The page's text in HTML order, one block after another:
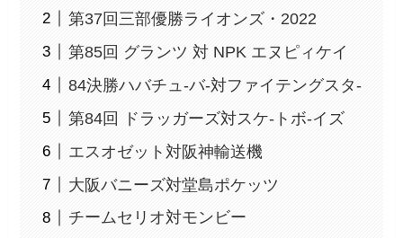
第37回三部優勝ライオンズ・2022
第85回 グランツ 対 NPK エヌピィケイ
84決勝ハバチュ-バ-対ファイテングスタ-
第84回 ドラッガーズ対スケ-トボ-イズ
エスオゼット対阪神輸送機
大阪バニーズ対堂島ポケッツ
チームセリオ対モンビー